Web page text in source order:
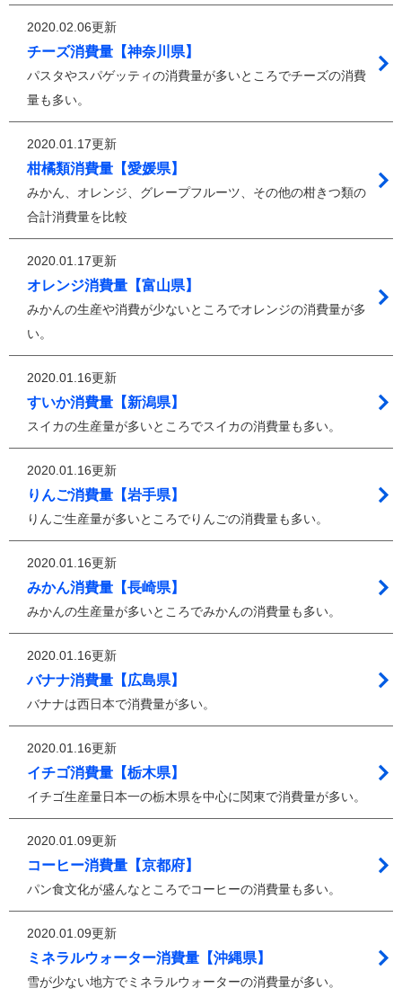
2020.02.06更新
チーズ消費量【神奈川県】
パスタやスパゲッティの消費量が多いところでチーズの消費
量も多い。
2020.01.17更新
柑橘類消費量【愛媛県】
みかん、オレンジ、グレープフルーツ、その他の柑きつ類の
合計消費量を比較
2020.01.17更新
オレンジ消費量【富山県】
みかんの生産や消費が少ないところでオレンジの消費量が多
い。
2020.01.16更新
すいか消費量【新潟県】
スイカの生産量が多いところでスイカの消費量も多い。
2020.01.16更新
りんご消費量【岩手県】
りんご生産量が多いところでりんごの消費量も多い。
2020.01.16更新
みかん消費量【長崎県】
みかんの生産量が多いところでみかんの消費量も多い。
2020.01.16更新
バナナ消費量【広島県】
バナナは西日本で消費量が多い。
2020.01.16更新
イチゴ消費量【栃木県】
イチゴ生産量日本一の栃木県を中心に関東で消費量が多い。
2020.01.09更新
コーヒー消費量【京都府】
パン食文化が盛んなところでコーヒーの消費量も多い。
2020.01.09更新
ミネラルウォーター消費量【沖縄県】
雪が少ない地方でミネラルウォーターの消費量が多い。